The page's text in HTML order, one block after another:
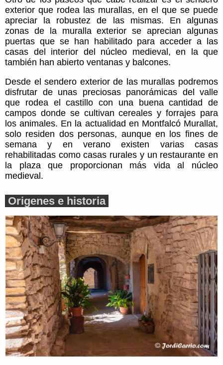
exterior que rodea las murallas, en el que se puede
apreciar la robustez de las mismas. En algunas
zonas de la muralla exterior se aprecian algunas
puertas que se han habilitado para acceder a las
casas del interior del núcleo medieval, en la que
también han abierto ventanas y balcones.
Desde el sendero exterior de las murallas podremos
disfrutar de unas preciosas panorámicas del valle
que rodea el castillo con una buena cantidad de
campos donde se cultivan cereales y forrajes para
los animales. En la actualidad en Montfalcó Murallat,
solo residen dos personas, aunque en los fines de
semana y en verano existen varias casas
rehabilitadas como casas rurales y un restaurante en
la plaza que proporcionan más vida al núcleo
medieval.
Origenes e historia